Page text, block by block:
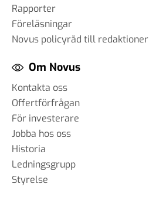
Rapporter
Föreläsningar
Novus policyråd till redaktioner
Om Novus
Kontakta oss
Offertförfrågan
För investerare
Jobba hos oss
Historia
Ledningsgrupp
Styrelse